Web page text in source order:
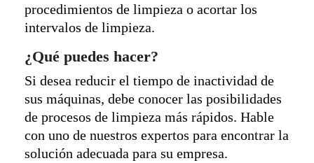
procedimientos de limpieza o acortar los
intervalos de limpieza.
¿Qué puedes hacer?
Si desea reducir el tiempo de inactividad de
sus máquinas, debe conocer las posibilidades
de procesos de limpieza más rápidos. Hable
con uno de nuestros expertos para encontrar la
solución adecuada para su empresa.